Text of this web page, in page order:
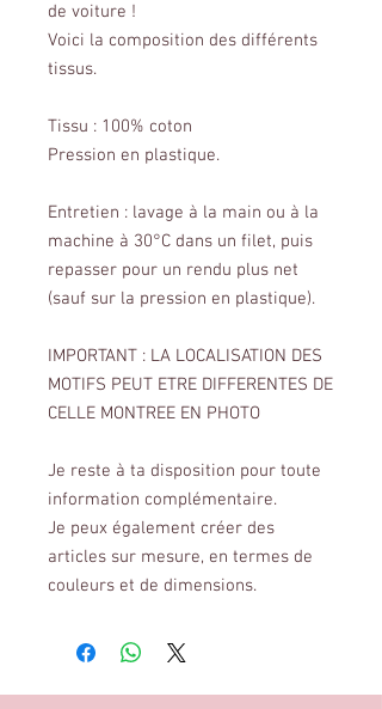
de voiture !
Voici la composition des différents
tissus.
Tissu : 100% coton
Pression en plastique.
Entretien : lavage à la main ou à la
machine à 30°C dans un filet, puis
repasser pour un rendu plus net
(sauf sur la pression en plastique).
IMPORTANT : LA LOCALISATION DES
MOTIFS PEUT ETRE DIFFERENTES DE
CELLE MONTREE EN PHOTO
Je reste à ta disposition pour toute
information complémentaire.
Je peux également créer des
articles sur mesure, en termes de
couleurs et de dimensions.